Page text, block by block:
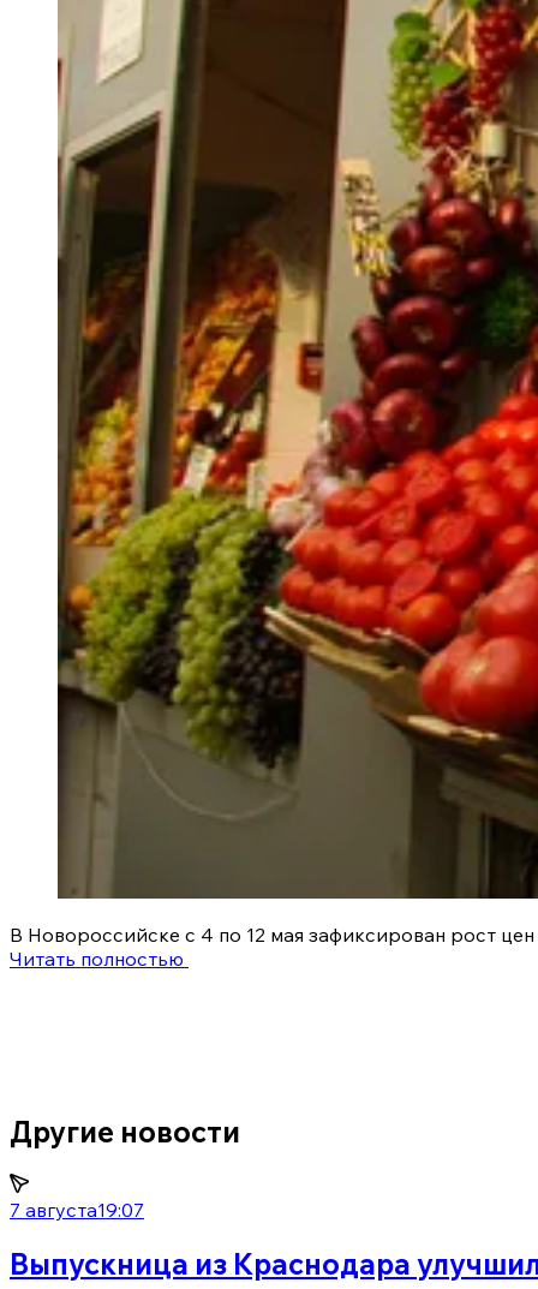
Другие новости
7 августа19:07
Выпускница из Краснодара
В Новороссийске с 4 по 12 мая зафиксирован рост
Читать полностью